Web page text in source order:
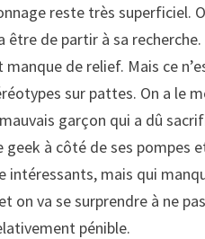
reste très superficiel.
de partir à sa
de relief. Mais ce
sur pattes. On a le
garçon qui a dû
à côté de ses pompes
mais qui
on va se surprendre à ne
pénible.